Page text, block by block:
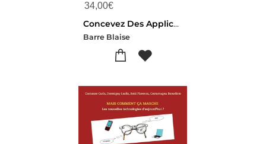
34,00€
Concevez Des Applications Mobiles Avec React Native (2e Edition)
Barre Blaise